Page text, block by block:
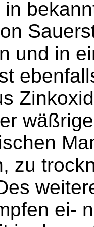
in
und in
zu
ei-